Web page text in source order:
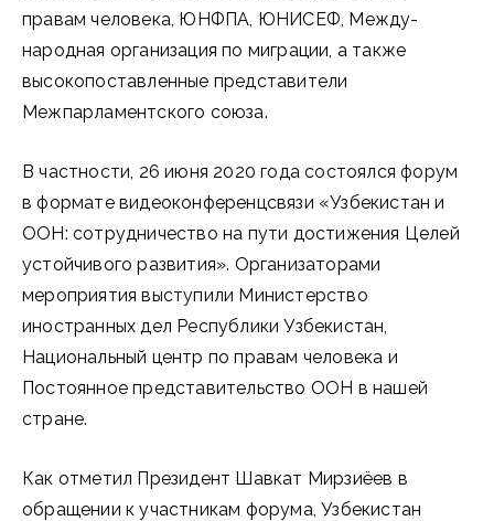
правам человека, ЮНФПА, ЮНИСЕФ, Между­
народная организация по миграции, а также
высокопоставленные представители
Межпарламентского союза.
В частности, 26 июня 2020 года состоялся форум
в формате видеоконференцсвязи «Узбекистан и
ООН: сотрудничество на пути достижения Целей
устойчивого развития». Организаторами
мероприятия выступили Минис­терство
иностранных дел Республики Узбекистан,
Национальный центр по правам человека и
Постоянное представительство ООН в нашей
стране.
Как отметил Президент Шавкат Мирзиёев в
обращении к участникам форума, Узбекистан